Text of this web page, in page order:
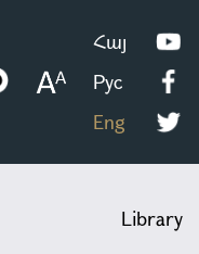
Հայ
Рус
Eng
Library